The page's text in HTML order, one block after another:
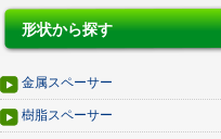
形状から探す
金属スペーサー
樹脂スペーサー